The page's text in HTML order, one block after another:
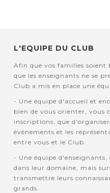
L'EQUIPE DU CLUB
Afin que vos familles soient
que les enseignants ne se
Club a mis en place une
- Une équipe d'accueil et
bien de vous orienter, vous
inscriptions, que
évènements et les
entre vous et le Club.
- Une équipe d'enseignants,
dans leur domaine, mais
transmettre leurs
grands.